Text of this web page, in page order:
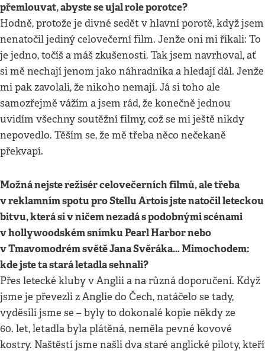
přemlouvat, abyste se ujal role porotce?
Hodně, protože je divné sedět v hlavní porotě, když jsem
nenatočil jediný celovečerní film. Jenže oni mi říkali: To
je jedno, točíš a máš zkušenosti. Tak jsem navrhoval, ať
si mě nechají jenom jako náhradníka a hledají dál. Jenže
mi pak zavolali, že nikoho nemají. Já si toho ale
samozřejmě vážím a jsem rád, že konečně jednou
uvidím všechny soutěžní filmy, což se mi ještě nikdy
nepovedlo. Těším se, že mě třeba něco nečekaně
překvapí.
Možná nejste režisér celovečerních filmů, ale třeba
v reklamním spotu pro Stellu Artois jste natočil leteckou
bitvu, která si v ničem nezadá s podobnými scénami
v hollywoodském snímku Pearl Harbor nebo
v Tmavomodrém světě Jana Svěráka… Mimochodem:
kde jste ta stará letadla sehnali?
Přes letecké kluby v Anglii a na různá doporučení. Když
jsme je převezli z Anglie do Čech, natáčelo se tady,
vyděsili jsme se – byly to dokonalé kopie někdy ze
60. let, letadla byla plátěná, neměla pevné kovové
kostry. Naštěstí jsme našli dva staré anglické piloty, kteří